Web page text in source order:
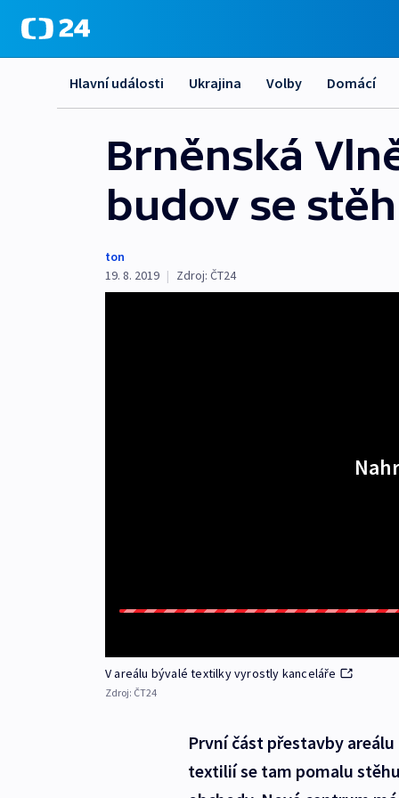
Hlavní události Ukrajina Volby Domácí
Brněnská
budov se
ton
19. 8. 2019 | Zdroj: ČT24
V areálu bývalé textilky vyrostly kanceláře
Zdroj: ČT24
První část přestavby
textilií se tam pomalu